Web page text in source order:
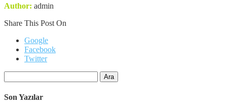
Author: admin
Share This Post On
Google
Facebook
Twitter
Son Yazılar